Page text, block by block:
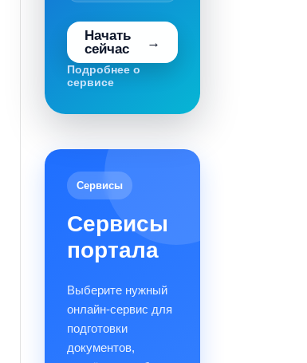
Начать
сейчас
Подробнее о
сервисе
Сервисы
Сервисы
портала
Выберите нужный
онлайн-сервис для
подготовки
документов,